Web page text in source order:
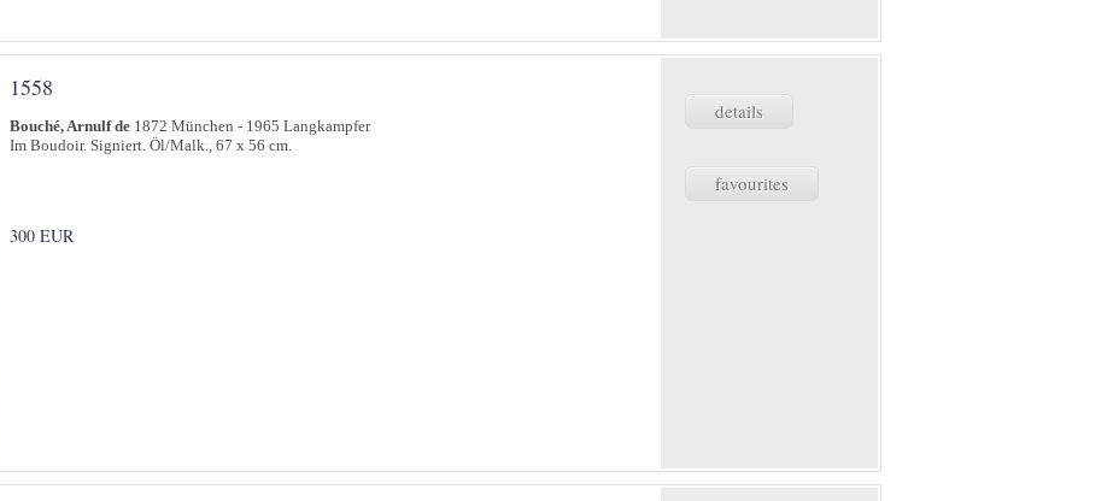
1558
Bouché, Arnulf de 1872 München - 1965 Langkampfer
Im Boudoir. Signiert. Öl/Malk., 67 x 56 cm.
300 EUR
details
favourites